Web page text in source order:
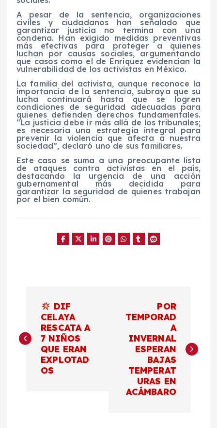
A pesar de la sentencia, organizaciones
civiles y ciudadanos han señalado que
garantizar justicia no termina con una
condena. Han exigido medidas preventivas
más efectivas para proteger a quienes
luchan por causas sociales, argumentando
que casos como el de Enríquez evidencian la
vulnerabilidad de los activistas en México.
La familia del activista, aunque reconoce la
importancia de la sentencia, subraya que su
lucha continuará hasta que se logren
condiciones de seguridad adecuadas para
quienes defienden derechos fundamentales.
“La justicia debe ir más allá de los tribunales;
es necesaria una estrategia integral para
prevenir la violencia que afecta a nuestra
sociedad”, declaró uno de sus familiares.
Este caso se suma a una preocupante lista
de ataques contra activistas en el país,
destacando la urgencia de una acción
gubernamental más decidida para
garantizar la seguridad de quienes trabajan
por el bien común.
v
DIF
CELAYA
RESCATA A
7 NIÑOS
QUE ERAN
EXPLOTAD
OS
POR
TEMPORAD
A
INVERNAL
ESPERAN
BAJAS
TEMPERAT
URAS EN
ACÁMBARO